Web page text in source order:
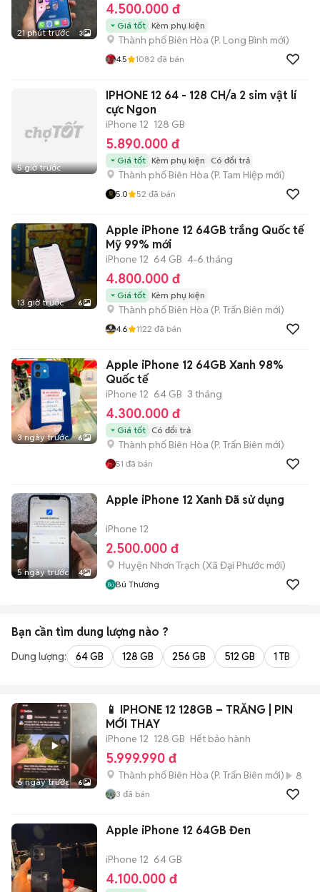
21 phút trước 3
4.500.000 đ
Giá tốt Kèm phụ kiện
Thành phố Biên Hòa (P. Long Bình mới)
4.5 1082 đã bán
5 giờ trước
IPHONE 12 64 - 128 CH/a 2 sim vật lí
cực Ngon
iPhone 12 128 GB
5.890.000 đ
Giá tốt Kèm phụ kiện Có đổi trả
Thành phố Biên Hòa (P. Tam Hiệp mới)
5.0 52 đã bán
13 giờ trước 6
Apple iPhone 12 64GB trắng Quốc tế
Mỹ 99% mới
iPhone 12 64 GB 4-6 tháng
4.800.000 đ
Giá tốt Kèm phụ kiện
Thành phố Biên Hòa (P. Trấn Biên mới)
4.6 1122 đã bán
3 ngày trước 6
Apple iPhone 12 64GB Xanh 98%
Quốc tế
iPhone 12 64 GB 3 tháng
4.300.000 đ
Giá tốt Có đổi trả
Thành phố Biên Hòa (P. Trấn Biên mới)
51 đã bán
5 ngày trước 4
Apple iPhone 12 Xanh Đã sử dụng
iPhone 12
2.500.000 đ
Huyện Nhơn Trạch (Xã Đại Phước mới)
Bú Thương
Bạn cần tìm dung lượng nào ?
Dung lượng: 64 GB 128 GB 256 GB 512 GB 1 TB
6 ngày trước 6
📱 IPHONE 12 128GB – TRẮNG | PIN
MỚI THAY
iPhone 12 128 GB Hết bảo hành
5.999.990 đ
Thành phố Biên Hòa (P. Trấn Biên mới) 8
3 đã bán
Apple iPhone 12 64GB Đen
iPhone 12 64 GB
4.100.000 đ